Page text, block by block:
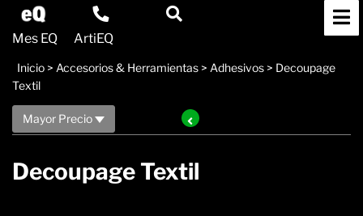
Mes EQ ArtiEQ
Inicio > Accesorios & Herramientas > Adhesivos > Decoupage
Textil
Mayor Precio
Decoupage Textil